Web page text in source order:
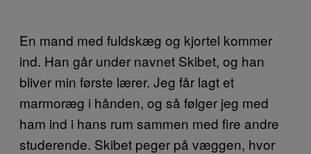
En mand med fuldskæg og kjortel kommer
ind. Han går under navnet Skibet, og han
bliver min første lærer. Jeg får lagt et
marmoræg i hånden, og så følger jeg med
ham ind i hans rum sammen med fire andre
studerende. Skibet peger på væggen, hvor